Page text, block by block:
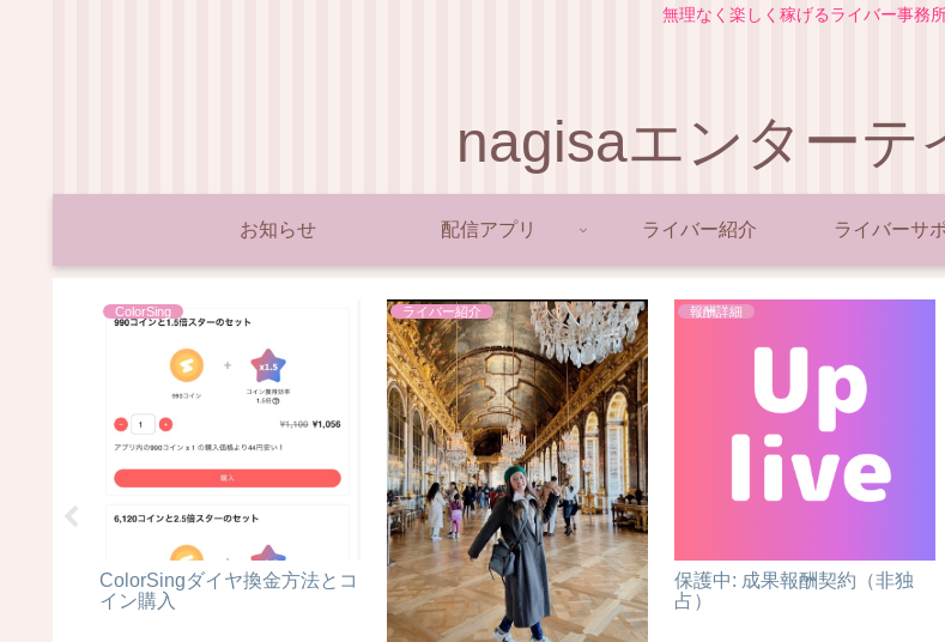
無理なく楽しく稼げるライバー事務
nagisaエンターテ
お知らせ 配信アプリ ライバー紹介 ライバーサ
ColorSing
ColorSingダイヤ換金方法とコ
イン購入
ライバー紹介 報酬詳細
保護中: 成果報酬契約（非独
占）